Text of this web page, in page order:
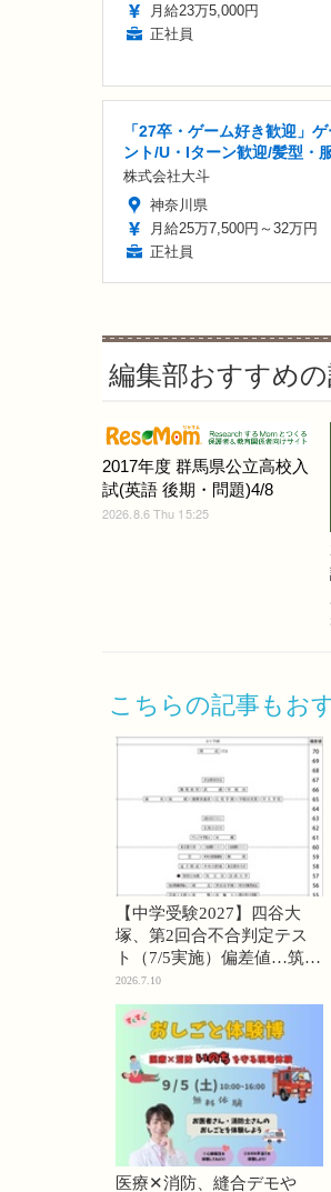
月給23万5,000円
正社員
「27卒・ゲーム好き歓迎」
ント/U・Iターン歓迎/髪型・
株式会社大斗
神奈川県
月給25万7,500円～32万円
正社員
編集部おすすめ
2017年度 群馬県公立高校入
試(英語 後期・問題)4/8
2026.8.6 Thu 15:25
こちらの記事もお
【中学受験2027】四谷大
塚、第2回合不合判定テス
ト（7/5実施）偏差値…筑駒
74・桜蔭70＜PR＞
2026.7.10
医療✕消防、縫合デモや